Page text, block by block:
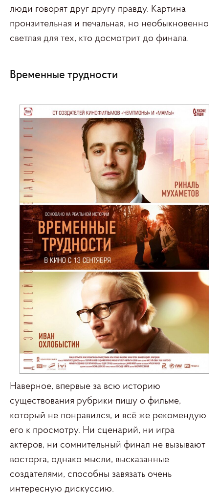
люди говорят друг другу правду. Картина
пронзительная и печальная, но необыкновенно
светлая для тех, кто досмотрит до финала.
Временные трудности
Наверное, впервые за всю историю
существования рубрики пишу о фильме,
который не понравился, и всё же рекомендую
его к просмотру. Ни сценарий, ни игра
актёров, ни сомнительный финал не вызывают
восторга, однако мысли, высказанные
создателями, способны завязать очень
интересную дискуссию.